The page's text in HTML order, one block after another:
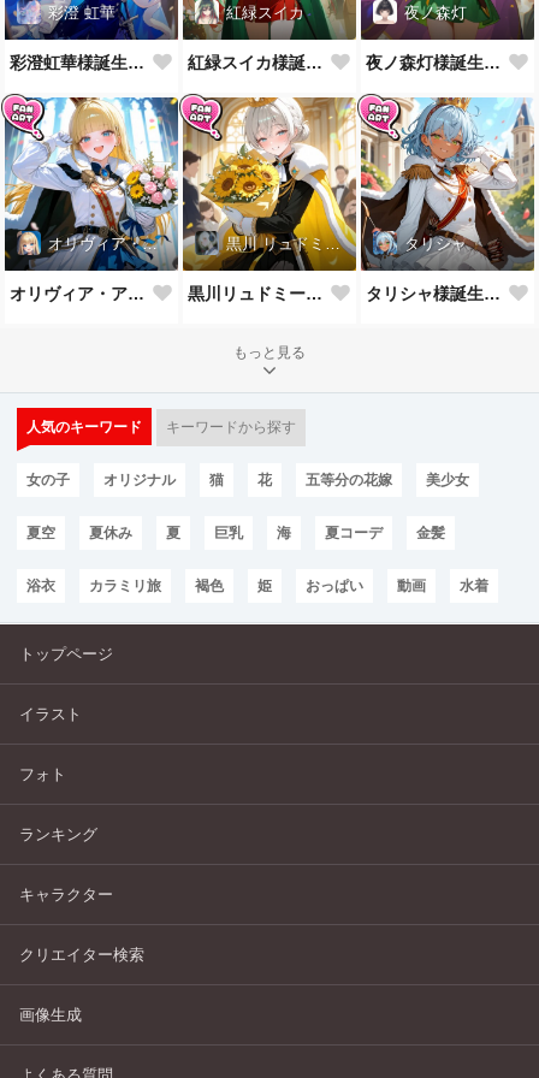
彩澄 虹華
彩澄虹華様誕生祝！
紅緑スイカ
紅緑スイカ様誕生祝！
夜ノ森灯
夜ノ森灯様誕生祝！
オリヴィア・アストリー
オリヴィア・アストリー様誕生祝！
黒川 リュドミーラ
黒川リュドミーラ様誕生祝！
タリシャ
タリシャ様誕生祝！
もっと見る
人気のキーワード キーワードから探す
女の子 オリジナル 猫 花 五等分の花嫁 美少女
夏空 夏休み 夏 巨乳 海 夏コーデ 金髪
浴衣 カラミリ旅 褐色 姫 おっぱい 動画 水着
トップページ
イラスト
フォト
ランキング
キャラクター
クリエイター検索
画像生成